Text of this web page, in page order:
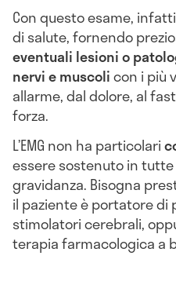
Con questo esame,
di salute, fornendo
eventuali lesioni o
nervi e muscolicon i più
allarme, dal dolore, al
forza.
L’EMG non ha particolari
essere sostenuto in
gravidanza. Bisogna
il paziente è portatore di
stimolatori cerebrali,
terapia farmacologica a